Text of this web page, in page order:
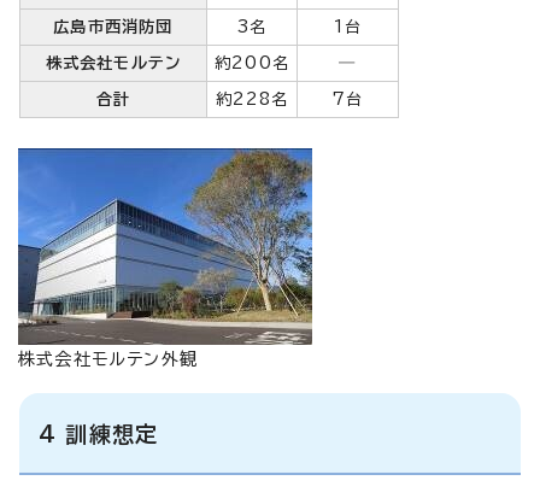
広島市西消防団 3名 1台
株式会社モルテン 約200名 ―
合計 約228名 7台
株式会社モルテン外観
4 訓練想定